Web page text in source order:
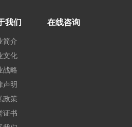
我们
简介
文化
战略
声明
政策
证书
在线咨询